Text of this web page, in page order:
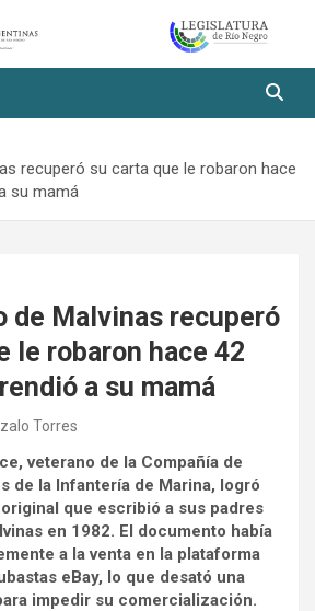
Malvinas – Río
recuperó su carta que le robaron hace
su mamá
de Malvinas recuperó
le robaron hace 42
a su mamá
Torres
veterano de la Compañía de
de la Infantería de Marina, logró
que escribió a sus padres
en 1982. El documento había
a la venta en la plataforma
eBay, lo que desató una
impedir su comercialización.